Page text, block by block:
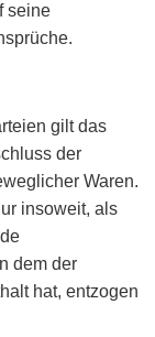
seine
gilt das
der
Waren.
insoweit, als
dem der
hat, entzogen